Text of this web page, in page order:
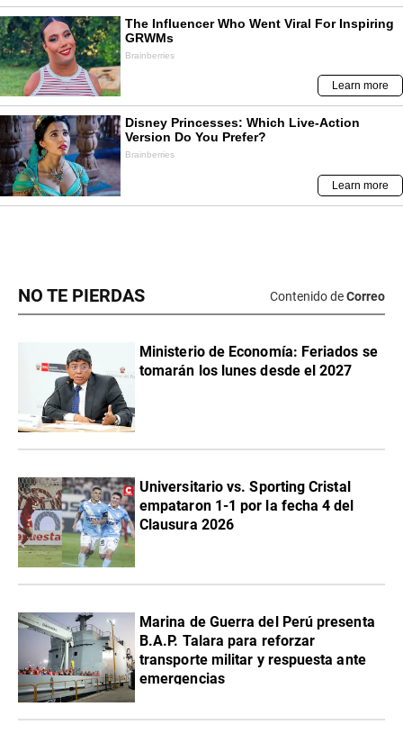
NO TE PIERDAS Contenido deCorreo
Ministerio de Economía: Feriados se
tomarán los lunes desde el 2027
Universitario vs. Sporting Cristal
empataron 1-1 por la fecha 4 del
Clausura 2026
Marina de Guerra del Perú presenta
B.A.P. Talara para reforzar
transporte militar y respuesta ante
emergencias